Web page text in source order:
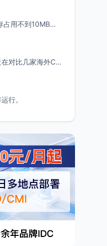
看到PicoClaw内存占用不到10MB这个数据真的很惊喜，确实很适合我这种想用旧设备折腾AI的小白
好文章，正好最近在对比几家海外CDN。文中提到CF免费版不支持自定义回源端口和HOST这个痛点太真实
行。